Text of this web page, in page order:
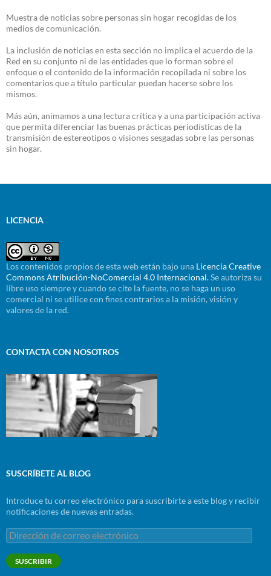
Muestra de noticias sobre personas sin hogar recogidas de los
medios de comunicación.
La inclusión de noticias en esta sección no implica el acuerdo de la
Red en su conjunto ni de las entidades que lo forman sobre el
enfoque o el contenido de la información recopilada ni sobre los
comentarios que a título particular puedan hacerse sobre los
mismos.
Más aún, animamos a una lectura crítica y a una participación activa
que permita diferenciar las buenas prácticas periodísticas de la
transmisión de estereotipos o visiones sesgadas sobre las personas
sin hogar.
LICENCIA
Los contenidos propios de esta web están bajo una Licencia Creative
Commons Atribución-NoComercial 4.0 Internacional.Se autoriza su
libre uso siempre y cuando se cite la fuente, no se haga un uso
comercial ni se utilice con fines contrarios a la misión, visión y
valores de la red.
CONTACTA CON NOSOTROS
SUSCRÍBETE AL BLOG
Introduce tu correo electrónico para suscribirte a este blog y recibir
notificaciones de nuevas entradas.
Dirección
de
correo
electrónico
SUSCRIBIR